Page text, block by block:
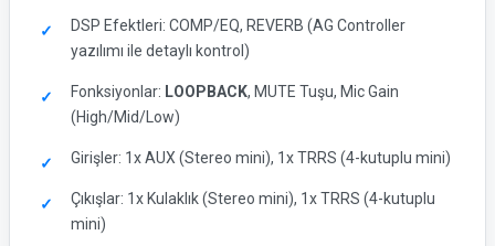
DSP Efektleri: COMP/EQ, REVERB (AG Controller
yazılımı ile detaylı kontrol)
Fonksiyonlar: LOOPBACK, MUTE Tuşu, Mic Gain
(High/Mid/Low)
Girişler: 1x AUX (Stereo mini), 1x TRRS (4-kutuplu mini)
Çıkışlar: 1x Kulaklık (Stereo mini), 1x TRRS (4-kutuplu
mini)